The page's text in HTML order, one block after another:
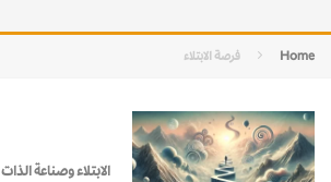
Home فرصة الابتلاء
الابتلاء وصناعة الذات